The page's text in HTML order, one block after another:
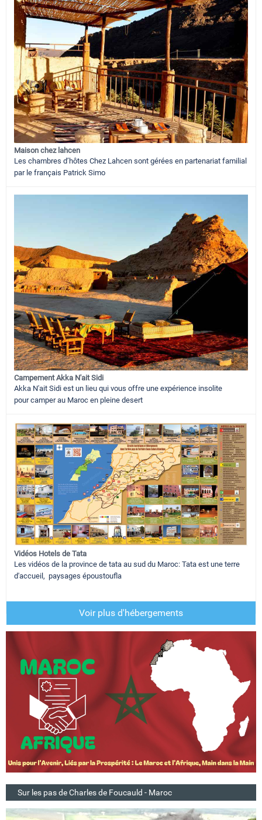
Maison chez lahcen
Les chambres d’hôtes Chez Lahcen sont gérées en partenariat familial
par le français Patrick Simo
Campement Akka N'ait Sidi
Akka N'ait Sidi est un lieu qui vous offre une expérience insolite
pour camper au Maroc en pleine desert
Vidéos Hotels de Tata
Les vidéos de la province de tata au sud du Maroc: Tata est une terre
d'accueil, paysages époustoufla
Voir plus d'hébergements
Sur les pas de Charles de Foucauld - Maroc